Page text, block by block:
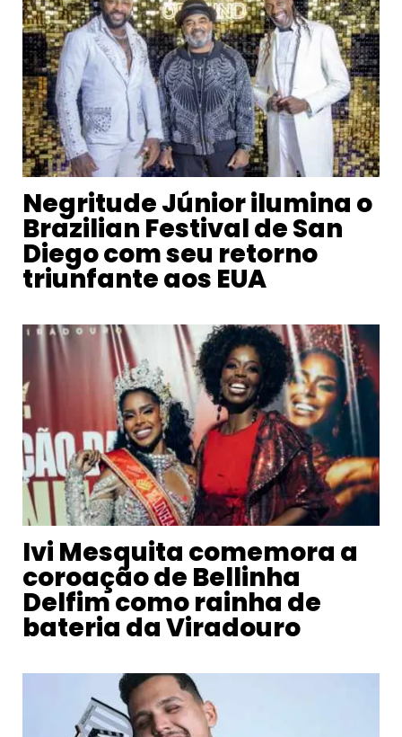
Negritude Júnior ilumina o
Brazilian Festival de San
Diego com seu retorno
triunfante aos EUA
Ivi Mesquita comemora a
coroação de Bellinha
Delfim como rainha de
bateria da Viradouro